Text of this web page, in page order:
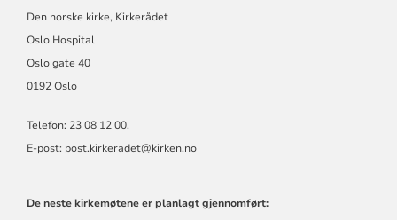
Den norske kirke, Kirkerådet
Oslo Hospital
Oslo gate 40
0192 Oslo
Telefon: 23 08 12 00.
E-post: post.kirkeradet@kirken.no
De neste kirkemøtene er planlagt gjennomført: